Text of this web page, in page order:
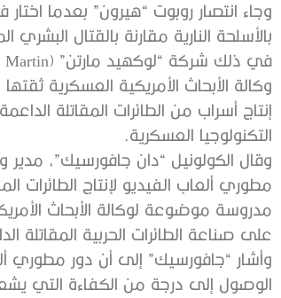
وجاء انتصار روبوت “هيرون” بعدما
بالأسلحة النارية مقارنة بالقتال
وكالة الأبحاث الأمريكية العسكرية
إنتاج أسراب من الطائرات المقاتلة
التكنولوجيا العسكرية.
وقال الكولونيل “دان جافورسيك”، مدير
مطوري ألعاب الفيديو لإنتاج الطائرات
مدروسة موضوعة لوكالة الأبحاث
على صناعة الطائرات الحربية المقاتلة
وأشار “جافورسيك” إلى أن دور مطوري
الوصول إلى درجة من الكفاءة التي يشعر